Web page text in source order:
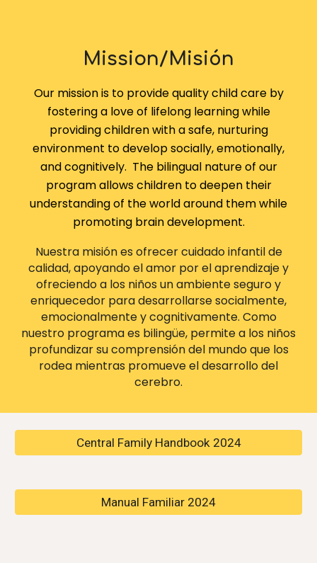
Mission/Misión
Our mission is to provide quality child care by
fostering a love of lifelong learning while
providing children with a safe, nurturing
environment to develop socially, emotionally,
and cognitively. The bilingual nature of our
program allows children to deepen their
understanding of the world around them while
promoting brain development.
Nuestra misión es ofrecer cuidado infantil de
calidad, apoyando el amor por el aprendizaje y
ofreciendo a los niños un ambiente seguro y
enriquecedor para desarrollarse socialmente,
emocionalmente y cognitivamente. Como
nuestro programa es bilingüe, permite a los niños
profundizar su comprensión del mundo que los
rodea mientras promueve el desarrollo del
cerebro.
Central Family Handbook 2024
Manual Familiar 2024